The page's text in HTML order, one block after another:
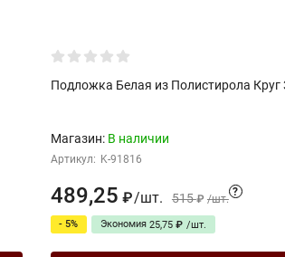
Подложка Белая из Полистирола Круг
Магазин: В наличии
Артикул: K-91816
489,25 ₽/шт. 515 ₽ /шт.
?
- 5% Экономия 25,75 ₽ /шт.